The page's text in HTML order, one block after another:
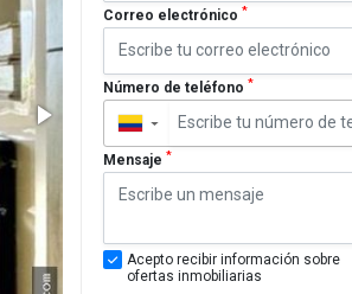
Correo electrónico *
Número de teléfono *
▼
Mensaje *
Acepto recibir información sobre
ofertas inmobiliarias